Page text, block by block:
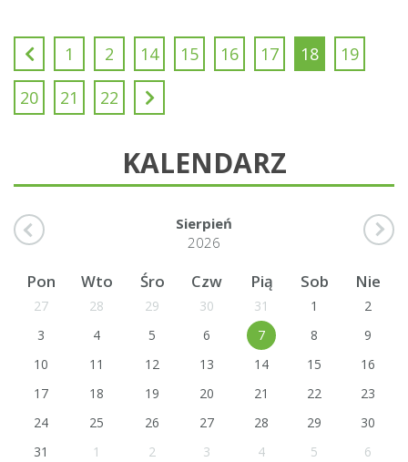
1 2 14 15 16 17 18
19
20
21 22
KALENDARZ
Sierpień
2026
Pon Wto Śro Czw Pią Sob Nie
27 28 29 30 31 1
2
3
4 5 6 7 8
9
10
11 12 13 14 15
16
17
18 19 20 21 22
23
24
25 26 27 28 29
30
31
1 2 3 4 5 6